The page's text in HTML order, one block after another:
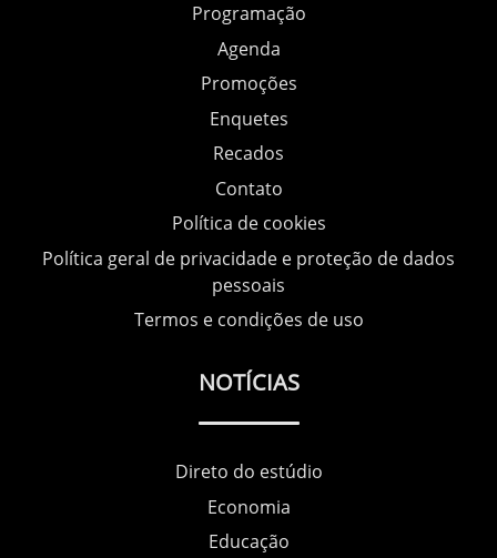
Programação
Agenda
Promoções
Enquetes
Recados
Contato
Política de cookies
Política geral de privacidade e proteção de dados
pessoais
Termos e condições de uso
NOTÍCIAS
Direto do estúdio
Economia
Educação